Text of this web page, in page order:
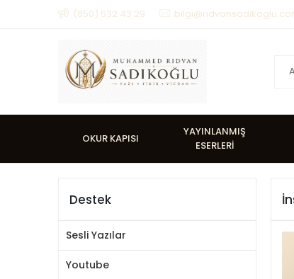
(850) 532 43 29
OKUR KAPISI
YAYINLANMIŞ
ESERLERİ
Destek
Sesli Yazılar
Youtube